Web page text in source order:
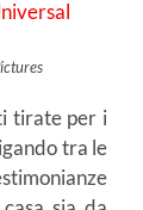
tirate per i
tra le